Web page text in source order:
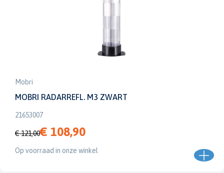
Mobri
MOBRI RADARREFL. M3 ZWART
21653007
€ 121,00€ 108,90
Op voorraad in onze winkel